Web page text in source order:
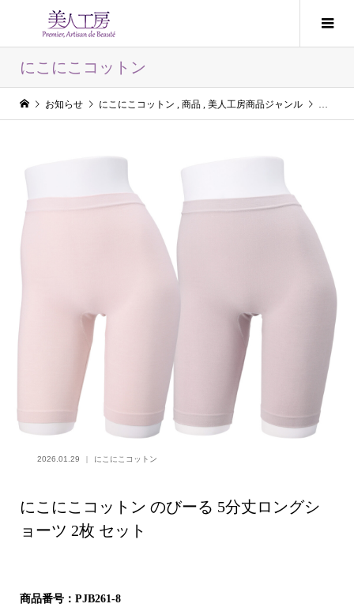
にこにこコットン
お知らせ にこにこコットン , 商品 , 美人工房商品ジャンル にこに
2026.01.29 にこにこコットン
にこにこコットン のびーる 5分丈ロングシ
ョーツ 2枚 セット
商品番号：PJB261-8